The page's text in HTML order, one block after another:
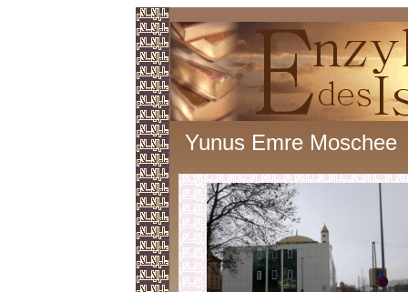
Yunus Emre Moschee